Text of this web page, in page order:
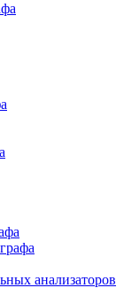
анализаторов